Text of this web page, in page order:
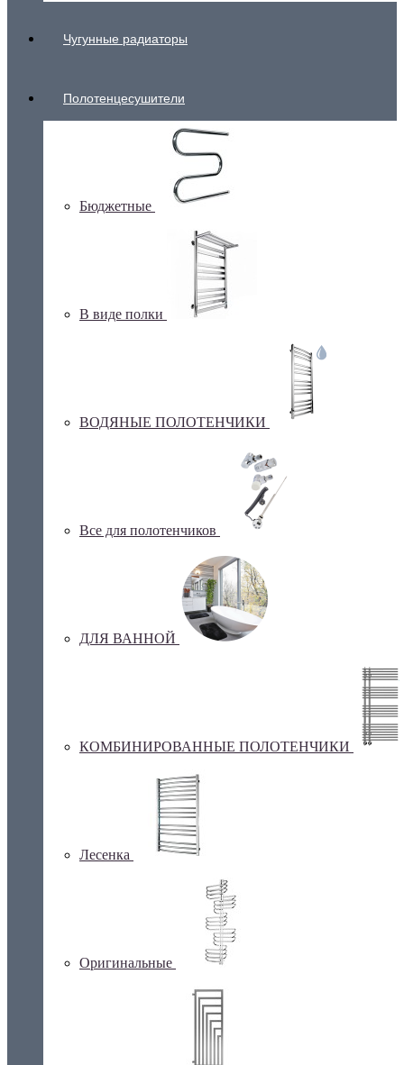
Чугунные радиаторы
Полотенцесушители
Бюджетные
В виде полки
ВОДЯНЫЕ ПОЛОТЕНЧИКИ
Все для полотенчиков
ДЛЯ ВАННОЙ
КОМБИНИРОВАННЫЕ ПОЛОТЕНЧИКИ
Лесенка
Оригинальные